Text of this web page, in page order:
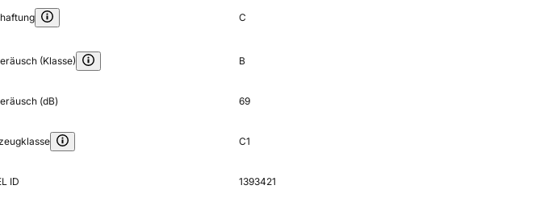
C
(Klasse) B
(dB) 69
C1
ID 1393421